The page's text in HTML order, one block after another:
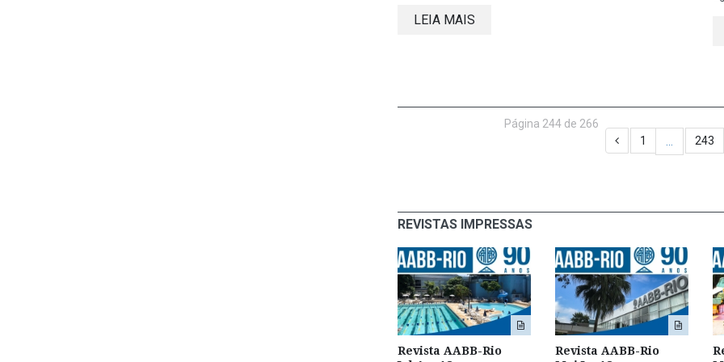
LEIA MAIS
Página 244 de 266
1
243
REVISTAS IMPRESSAS
Revista AABB-Rio
Revista AABB-Rio